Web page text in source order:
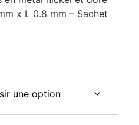
x L 0.8 mm – Sachet